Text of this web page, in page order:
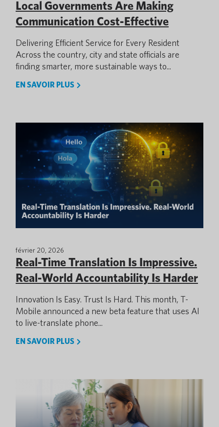
Local Governments Are Making
Communication Cost-Effective
Delivering Efficient Service for Every Resident
Across the country, city and state officials are
finding smarter, more sustainable ways to...
EN SAVOIR PLUS
février 20, 2026
Real-Time Translation Is Impressive.
Real-World Accountability Is Harder
Innovation Is Easy. Trust Is Hard. This month, T-
Mobile announced a new beta feature that uses AI
to live-translate phone...
EN SAVOIR PLUS